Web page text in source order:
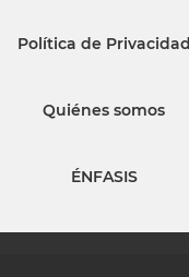
Política de Privacidad
Quiénes somos
ÉNFASIS